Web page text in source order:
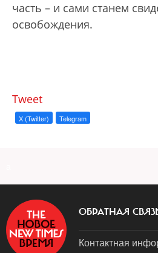
часть – и сами станем
освобождения.
Tweet
X (Twitter) Telegram
ОБРАТНАЯ
Контактная